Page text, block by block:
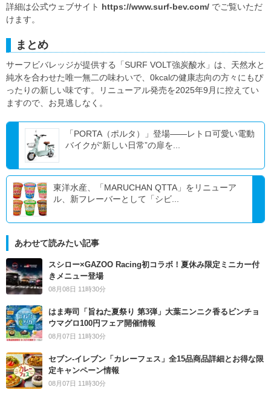
詳細は公式ウェブサイト https://www.surf-bev.com/ でご覧いただ
けます。
まとめ
サーフビバレッジが提供する「SURF VOLT強炭酸水」は、天然水と
純水を合わせた唯一無二の味わいで、0kcalの健康志向の方々にもぴ
ったりの新しい味です。リニューアル発売を2025年9月に控えてい
ますので、お見逃しなく。
「PORTA（ポルタ）」登場――レトロ可愛い電動
バイクが“新しい日常”の扉を...
東洋水産、「MARUCHAN QTTA」をリニューア
ル、新フレーバーとして「シビ...
あわせて読みたい記事
スシロー×GAZOO Racing初コラボ！夏休み限定ミニカー付
きメニュー登場
08月08日 11時30分
はま寿司「旨ねた夏祭り 第3弾」大葉ニンニク香るビンチョ
ウマグロ100円フェア開催情報
08月07日 11時30分
セブン‐イレブン「カレーフェス」全15品商品詳細とお得な限
定キャンペーン情報
08月07日 11時30分